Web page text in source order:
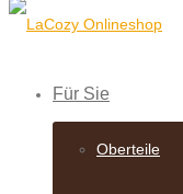
Für Sie
Oberteile